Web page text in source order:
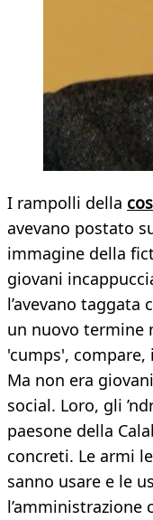
I rampolli della
avevano postato
immagine della
giovani
l’avevano taggata
un nuovo termine
'cumps',
Ma non era
social. Loro, gli
paesone della
concreti. Le armi
sanno usare e le
l’amministrazione